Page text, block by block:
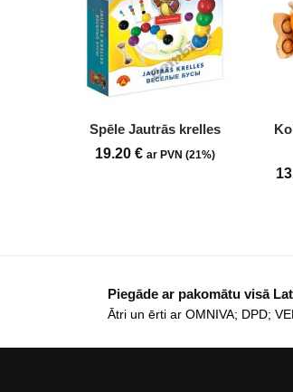
Spēle Jautrās krelles
19.20€ ar PVN (21%)
Piegāde ar pakomātu visā
Ātri un ērti ar OMNIVA; DPD;